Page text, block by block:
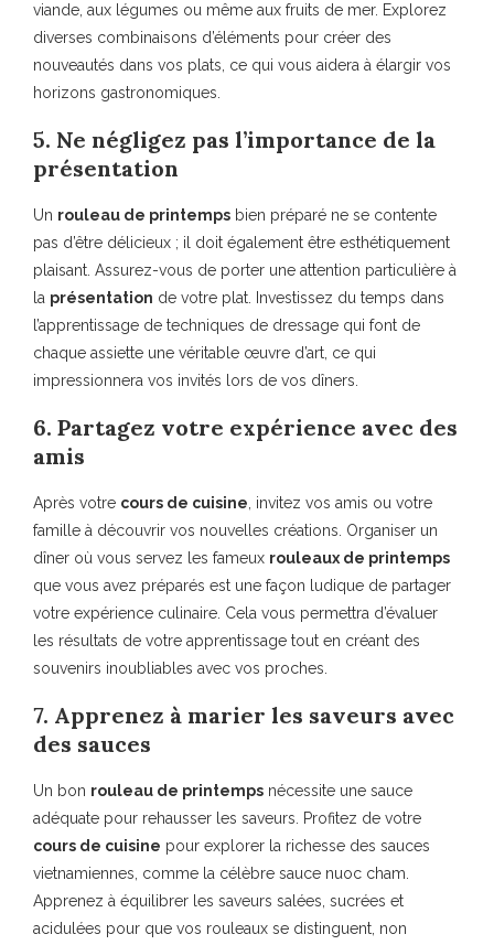
viande, aux légumes ou même aux fruits de mer. Explorez
diverses combinaisons d’éléments pour créer des
nouveautés dans vos plats, ce qui vous aidera à élargir vos
horizons gastronomiques.
5. Ne négligez pas l’importance de la
présentation
Un rouleau de printemps bien préparé ne se contente
pas d’être délicieux ; il doit également être esthétiquement
plaisant. Assurez-vous de porter une attention particulière à
la présentation de votre plat. Investissez du temps dans
l’apprentissage de techniques de dressage qui font de
chaque assiette une véritable œuvre d’art, ce qui
impressionnera vos invités lors de vos dîners.
6. Partagez votre expérience avec des
amis
Après votre cours de cuisine, invitez vos amis ou votre
famille à découvrir vos nouvelles créations. Organiser un
dîner où vous servez les fameux rouleaux de printemps
que vous avez préparés est une façon ludique de partager
votre expérience culinaire. Cela vous permettra d’évaluer
les résultats de votre apprentissage tout en créant des
souvenirs inoubliables avec vos proches.
7. Apprenez à marier les saveurs avec
des sauces
Un bon rouleau de printemps nécessite une sauce
adéquate pour rehausser les saveurs. Profitez de votre
cours de cuisine pour explorer la richesse des sauces
vietnamiennes, comme la célèbre sauce nuoc cham.
Apprenez à équilibrer les saveurs salées, sucrées et
acidulées pour que vos rouleaux se distinguent, non